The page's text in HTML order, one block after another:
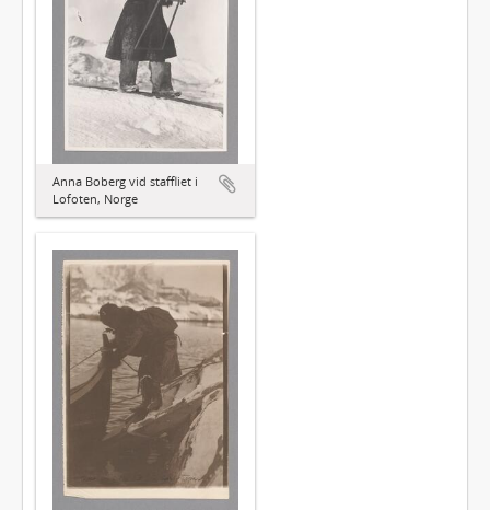
Anna Boberg vid staffliet i
Lofoten, Norge